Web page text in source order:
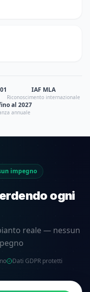
IAF MLA
Riconoscimento internazionale
al 2027
annuale
impegno
ogni
reale — nessun
Dati GDPR protetti